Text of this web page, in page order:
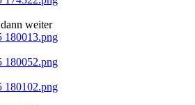
weiter